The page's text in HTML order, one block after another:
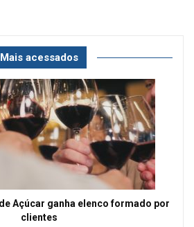
Mais acessados
Açúcar ganha elenco formado por
clientes